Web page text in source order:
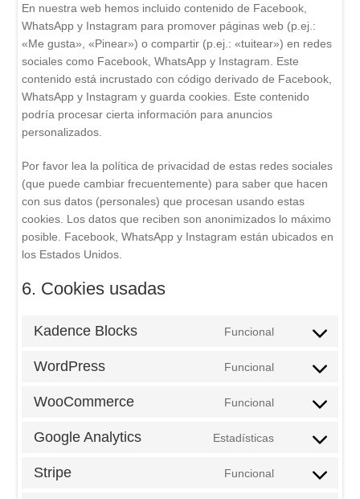
En nuestra web hemos incluido contenido de Facebook,
WhatsApp y Instagram para promover páginas web (p.ej.:
«Me gusta», «Pinear») o compartir (p.ej.: «tuitear») en redes
sociales como Facebook, WhatsApp y Instagram. Este
contenido está incrustado con código derivado de Facebook,
WhatsApp y Instagram y guarda cookies. Este contenido
podría procesar cierta información para anuncios
personalizados.
Por favor lea la política de privacidad de estas redes sociales
(que puede cambiar frecuentemente) para saber que hacen
con sus datos (personales) que procesan usando estas
cookies. Los datos que reciben son anonimizados lo máximo
posible. Facebook, WhatsApp y Instagram están ubicados en
los Estados Unidos.
6. Cookies usadas
Kadence Blocks Funcional
Consent
service
blocks
WordPress Funcional
Consent
service
WooCommerce Funcional
Consent
service
Google Analytics Estadísticas
Consent
service
Stripe Funcional
Consent